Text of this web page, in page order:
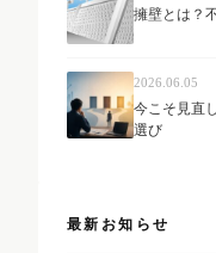
擁壁とは？
2026.06.05
今こそ見直
選び
最新お知らせ